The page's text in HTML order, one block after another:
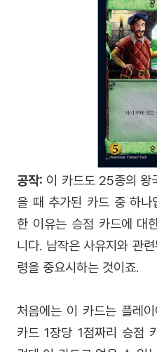
공작: 이 카드도 25종의 왕
을 때 추가된 카드 중 하나
한 이유는 승점 카드에 대
니다. 남작은 사유지와 관
령을 중요시하는 것이죠.
처음에는 이 카드는 플레
카드 1장당 1점짜리 승점